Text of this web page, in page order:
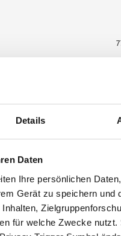
Details
Daten
Ihre persönlichen
Gerät zu speichern
für welche Zwecke